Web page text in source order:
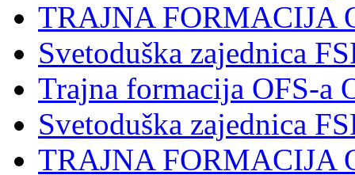
TRAJNA FORMACIJA
Svetoduška zajednica
Trajna formacija OFS-a
Svetoduška zajednica
TRAJNA FORMACIJA